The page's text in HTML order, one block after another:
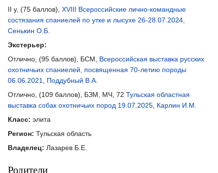
II у, (75 баллов), XVIII Всероссийские лично-командные
состязания спаниелей по утке и лысухе 26-28.07.2024,
Сенькин О.Б.
Экстерьер:
Отлично, (95 баллов), БСМ, Всероссийская выставка русских
охотничьих спаниелей, посвященная 70-летию породы
06.06.2021, Поддубный В.А.
Отлично, (109 баллов), БЗМ, МЧ, 72 Тульская областная
выставка собак охотничьих пород 19.07.2025, Карлин И.М.
Класс: элита
Регион: Тульская область
Владелец: Лазарев Б.Е.
Родители